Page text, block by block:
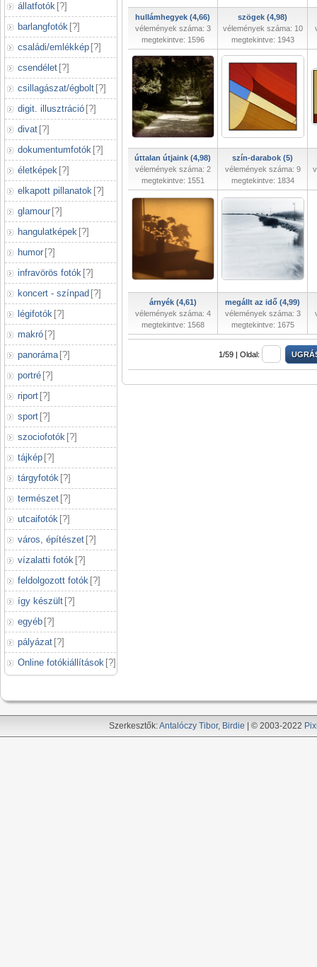
állatfotók [?]
barlangfotók [?]
családi/emlékkép [?]
csendélet [?]
csillagászat/égbolt [?]
digit. illusztráció [?]
divat [?]
dokumentumfotók [?]
életképek [?]
elkapott pillanatok [?]
glamour [?]
hangulatképek [?]
humor [?]
infravörös fotók [?]
koncert - színpad [?]
légifotók [?]
makró [?]
panoráma [?]
portré [?]
riport [?]
sport [?]
szociofotók [?]
tájkép [?]
tárgyfotók [?]
természet [?]
utcaifotók [?]
város, építészet [?]
vízalatti fotók [?]
feldolgozott fotók [?]
így készült [?]
egyéb [?]
pályázat [?]
Online fotókiállítások [?]
hullámhegyek (4,66)
vélemények száma: 3
megtekintve: 1596
szögek (4,98)
vélemények száma: 10
megtekintve: 1943
úttalan útjaink (4,98)
vélemények száma: 2
megtekintve: 1551
szín-darabok (5)
vélemények száma: 9
megtekintve: 1834
árnyék (4,61)
vélemények száma: 4
megtekintve: 1568
megállt az idő (4,99)
vélemények száma: 3
megtekintve: 1675
1/59 | Oldal:
Szerkesztők:Antalóczy Tibor, Birdie | © 2003-2022